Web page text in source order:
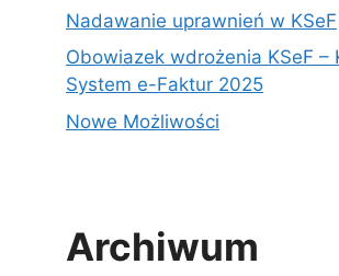
Nadawanie uprawnień w KSeF
Obowiazek wdrożenia KSeF –
System e-Faktur 2025
Nowe Możliwości
Archiwum